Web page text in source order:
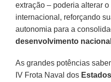
extração – poderia alterar
internacional, reforçando
autonomia para a
desenvolvimento nacional
As grandes potências
IV Frota Naval dos Estados